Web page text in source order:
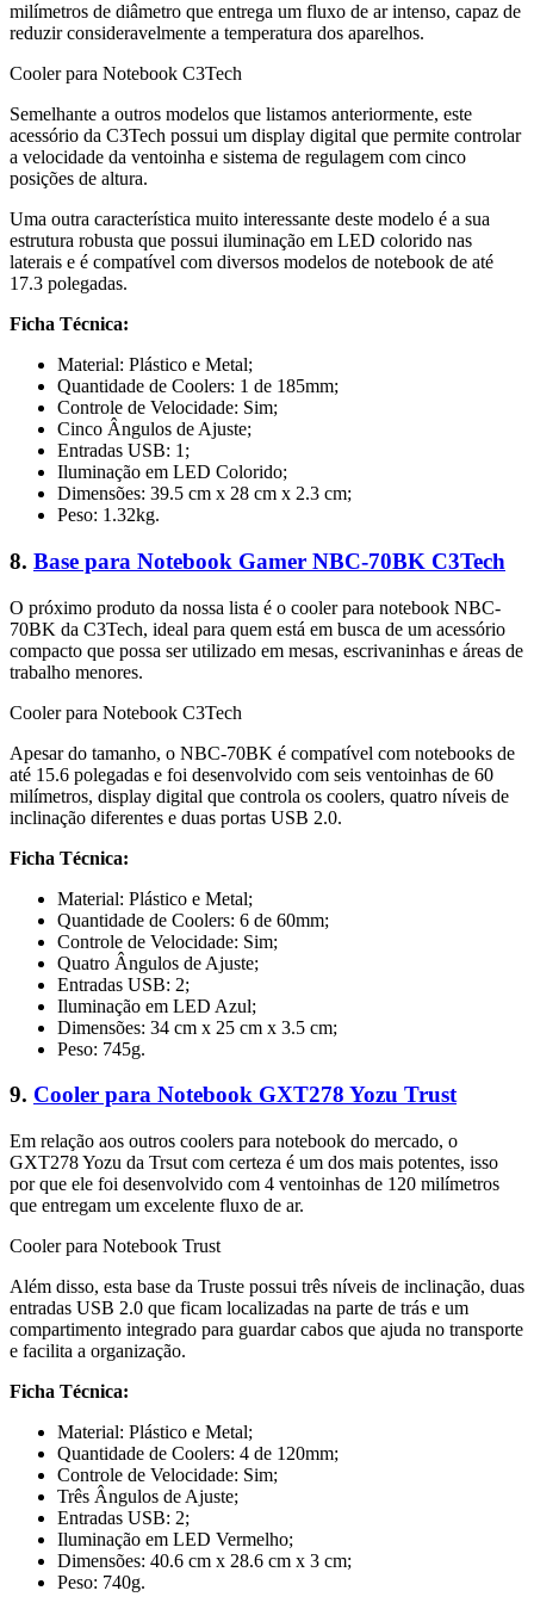
milímetros de diâmetro que entrega um fluxo de ar intenso, capaz de
reduzir consideravelmente a temperatura dos aparelhos.
Cooler para Notebook C3Tech
Semelhante a outros modelos que listamos anteriormente, este
acessório da C3Tech possui um display digital que permite controlar
a velocidade da ventoinha e sistema de regulagem com cinco
posições de altura.
Uma outra característica muito interessante deste modelo é a sua
estrutura robusta que possui iluminação em LED colorido nas
laterais e é compatível com diversos modelos de notebook de até
17.3 polegadas.
Ficha Técnica:
Material: Plástico e Metal;
Quantidade de Coolers: 1 de 185mm;
Controle de Velocidade: Sim;
Cinco Ângulos de Ajuste;
Entradas USB: 1;
Iluminação em LED Colorido;
Dimensões: 39.5 cm x 28 cm x 2.3 cm;
Peso: 1.32kg.
8. Base para Notebook Gamer NBC-70BK C3Tech
O próximo produto da nossa lista é o cooler para notebook NBC-
70BK da C3Tech, ideal para quem está em busca de um acessório
compacto que possa ser utilizado em mesas, escrivaninhas e áreas de
trabalho menores.
Cooler para Notebook C3Tech
Apesar do tamanho, o NBC-70BK é compatível com notebooks de
até 15.6 polegadas e foi desenvolvido com seis ventoinhas de 60
milímetros, display digital que controla os coolers, quatro níveis de
inclinação diferentes e duas portas USB 2.0.
Ficha Técnica:
Material: Plástico e Metal;
Quantidade de Coolers: 6 de 60mm;
Controle de Velocidade: Sim;
Quatro Ângulos de Ajuste;
Entradas USB: 2;
Iluminação em LED Azul;
Dimensões: 34 cm x 25 cm x 3.5 cm;
Peso: 745g.
9. Cooler para Notebook GXT278 Yozu Trust
Em relação aos outros coolers para notebook do mercado, o
GXT278 Yozu da Trsut com certeza é um dos mais potentes, isso
por que ele foi desenvolvido com 4 ventoinhas de 120 milímetros
que entregam um excelente fluxo de ar.
Cooler para Notebook Trust
Além disso, esta base da Truste possui três níveis de inclinação, duas
entradas USB 2.0 que ficam localizadas na parte de trás e um
compartimento integrado para guardar cabos que ajuda no transporte
e facilita a organização.
Ficha Técnica:
Material: Plástico e Metal;
Quantidade de Coolers: 4 de 120mm;
Controle de Velocidade: Sim;
Três Ângulos de Ajuste;
Entradas USB: 2;
Iluminação em LED Vermelho;
Dimensões: 40.6 cm x 28.6 cm x 3 cm;
Peso: 740g.